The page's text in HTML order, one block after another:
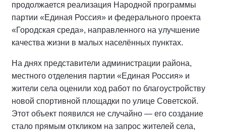
продолжается реализация Народной программы
партии «Единая Россия» и федерального проекта
«Городская среда», направленного на улучшение
качества жизни в малых населённых пунктах.
На днях представители администрации района,
местного отделения партии «Единая Россия» и
жители села оценили ход работ по благоустройству
новой спортивной площадки по улице Советской.
Этот объект появился не случайно — его создание
стало прямым откликом на запрос жителей села,